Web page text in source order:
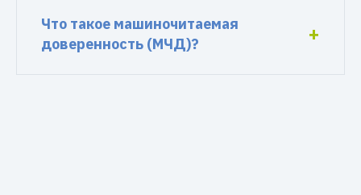
Что такое машиночитаемая
доверенность (МЧД)?